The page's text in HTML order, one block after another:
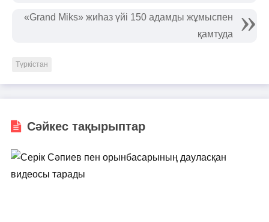
«Grand Miks» жиһаз үйі 150 адамды жұмыспен
қамтуда
Түркістан
Сәйкес тақырыптар